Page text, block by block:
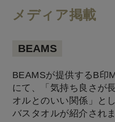
メディア掲載
BEAMS
BEAMSが提供するB印
にて、「気持ち良さが
オルとのいい関係」と
バスタオルが紹介されま